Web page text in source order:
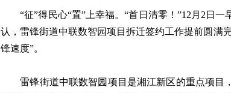
“征”得民心“置”上幸福。“首日清零！”12月2日一
认，雷锋街道中联数智园项目拆迁签约工作提前圆满
锋速度”。
雷锋街道中联数智园项目是湘江新区的重点项目，